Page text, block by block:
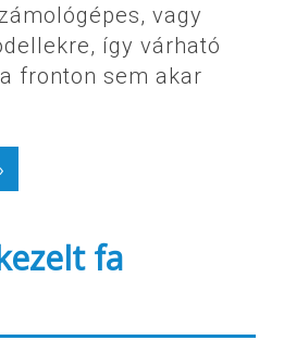
vagy
így várható
fronton sem akar
fa